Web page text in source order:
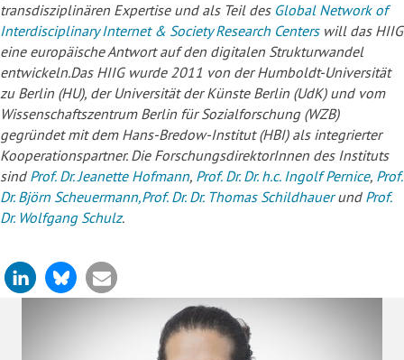
transdisziplinären Expertise und als Teil des Global Network of
Interdisciplinary Internet & Society Research Centerswill das HIIG
eine europäische Antwort auf den digitalen Strukturwandel
entwickeln.Das HIIG wurde 2011 von der Humboldt-Universität
zu Berlin (HU), der Universität der Künste Berlin (UdK) und vom
Wissenschaftszentrum Berlin für Sozialforschung (WZB)
gegründet mit dem Hans-Bredow-Institut (HBI) als integrierter
Kooperationspartner. Die ForschungsdirektorInnen des Instituts
sind Prof. Dr. Jeanette Hofmann, Prof. Dr. Dr. h.c. Ingolf Pernice, Prof.
Dr. Björn Scheuermann,Prof. Dr. Dr. Thomas Schildhauerund Prof.
Dr. Wolfgang Schulz.